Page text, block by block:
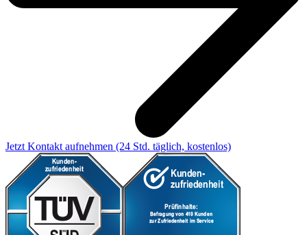
Jetzt Kontakt aufnehmen (24 Std. täglich, kostenlos)